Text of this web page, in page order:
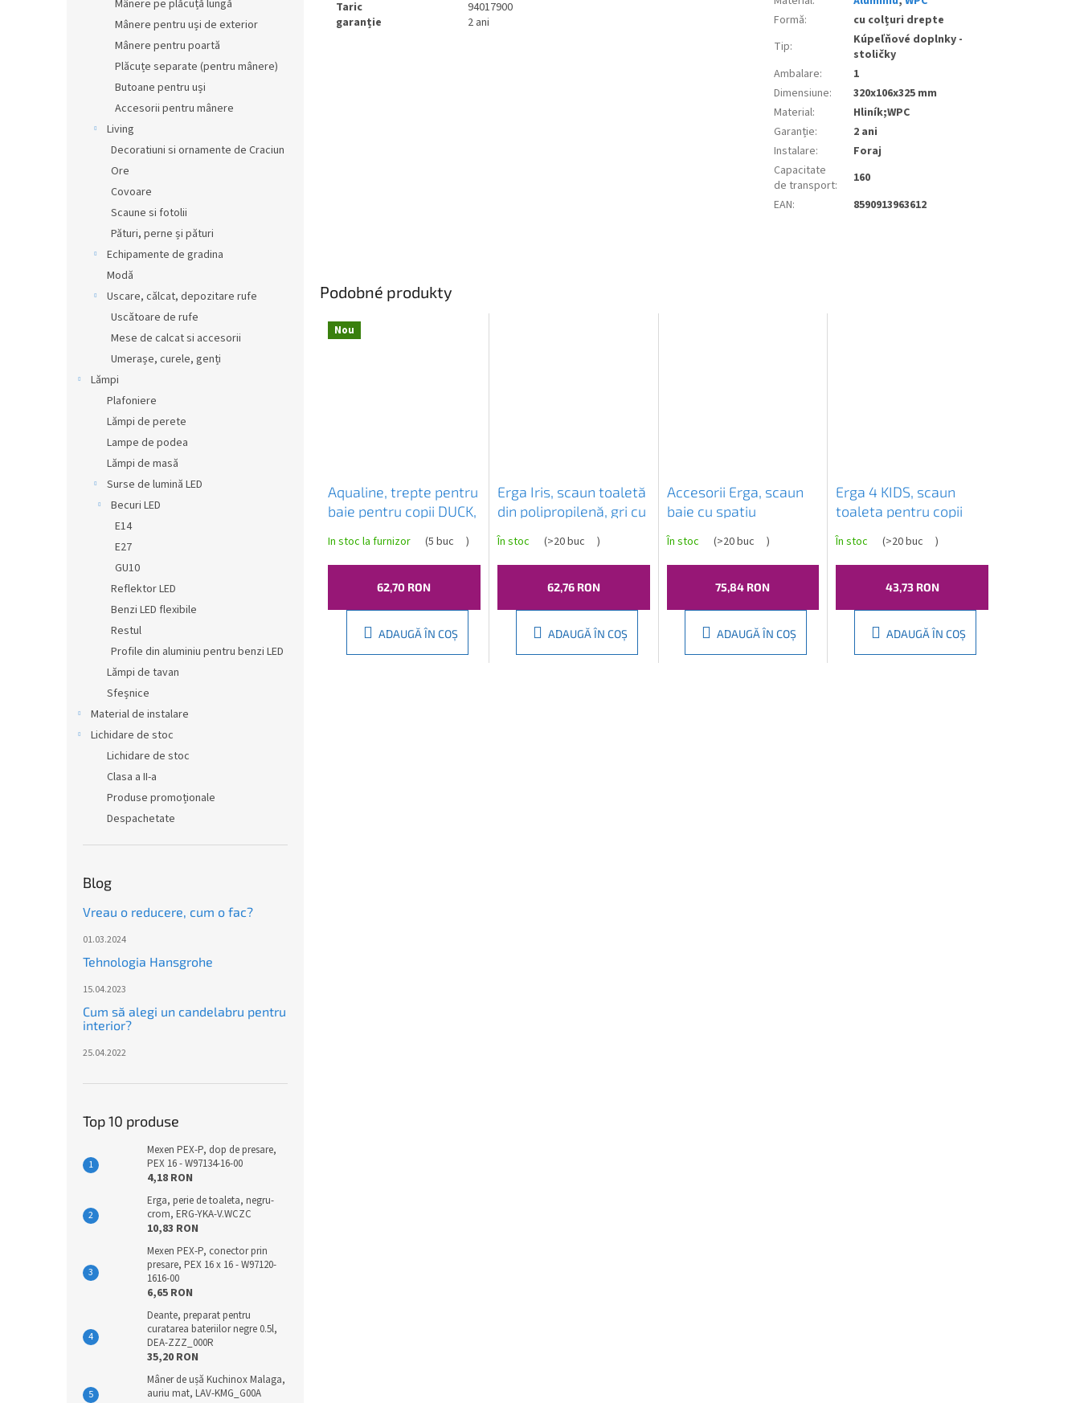
Mânere pe plăcuță lungă
Mânere pentru uși de exterior
Mânere pentru poartă
Plăcuțe separate (pentru mânere)
Butoane pentru uși
Accesorii pentru mânere
Living
Decoratiuni si ornamente de Craciun
Ore
Covoare
Scaune si fotolii
Pături, perne și pături
Echipamente de gradina
Modă
Uscare, călcat, depozitare rufe
Uscătoare de rufe
Mese de calcat si accesorii
Umerașe, curele, genți
Lămpi
Plafoniere
Lămpi de perete
Lampe de podea
Lămpi de masă
Surse de lumină LED
Becuri LED
E14
E27
GU10
Reflektor LED
Benzi LED flexibile
Restul
Profile din aluminiu pentru benzi LED
Lămpi de tavan
Sfeșnice
Material de instalare
Lichidare de stoc
Lichidare de stoc
Clasa a II-a
Produse promoționale
Despachetate
Blog
Vreau o reducere, cum o fac?
01.03.2024
Tehnologia Hansgrohe
15.04.2023
Cum să alegi un candelabru pentru
interior?
25.04.2022
Top 10 produse
Mexen PEX-P, dop de presare,
PEX 16 - W97134-16-00
4,18 RON
Erga, perie de toaleta, negru-
crom, ERG-YKA-V.WCZC
10,83 RON
Mexen PEX-P, conector prin
presare, PEX 16 x 16 - W97120-
1616-00
6,65 RON
Deante, preparat pentru
curatarea bateriilor negre 0.5l,
DEA-ZZZ_000R
35,20 RON
Mâner de ușă Kuchinox Malaga,
auriu mat, LAV-KMG_G00A
Taric
94017900
garanție
2 ani
Formă:
cu colțuri drepte
Tip:
Kúpeľňové doplnky -
stoličky
Ambalare:
1
Dimensiune:
320x106x325 mm
Material:
Hliník;WPC
Garanție:
2 ani
Instalare:
Foraj
Capacitate
de transport:
160
EAN: 8590913963612
Podobné produkty
Nou
Aqualine, trepte pentru
baie pentru copii DUCK,
In stoc la furnizor (5 buc )
62,70 RON
ADAUGĂ ÎN COŞ
Erga Iris, scaun toaletă
din polipropilenă, gri cu
07989
În stoc (>20 buc )
62,76 RON
ADAUGĂ ÎN COŞ
Accesorii Erga, scaun
baie cu spatiu
420x365x425 mm, gri,
ERG-08045
În stoc (>20 buc )
75,84 RON
ADAUGĂ ÎN COŞ
Erga 4 KIDS, scaun
toaleta pentru copii
alunecare, gri, ERG-
08315
În stoc (>20 buc )
43,73 RON
ADAUGĂ ÎN COŞ